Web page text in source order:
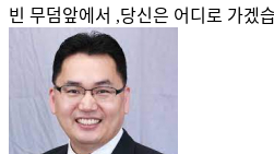
빈 무덤앞에서 ,당신은 어디로